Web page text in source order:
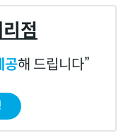
점
공해 드립니다